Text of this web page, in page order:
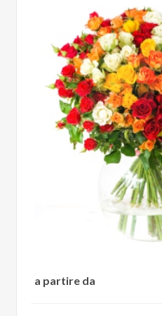
a partire da